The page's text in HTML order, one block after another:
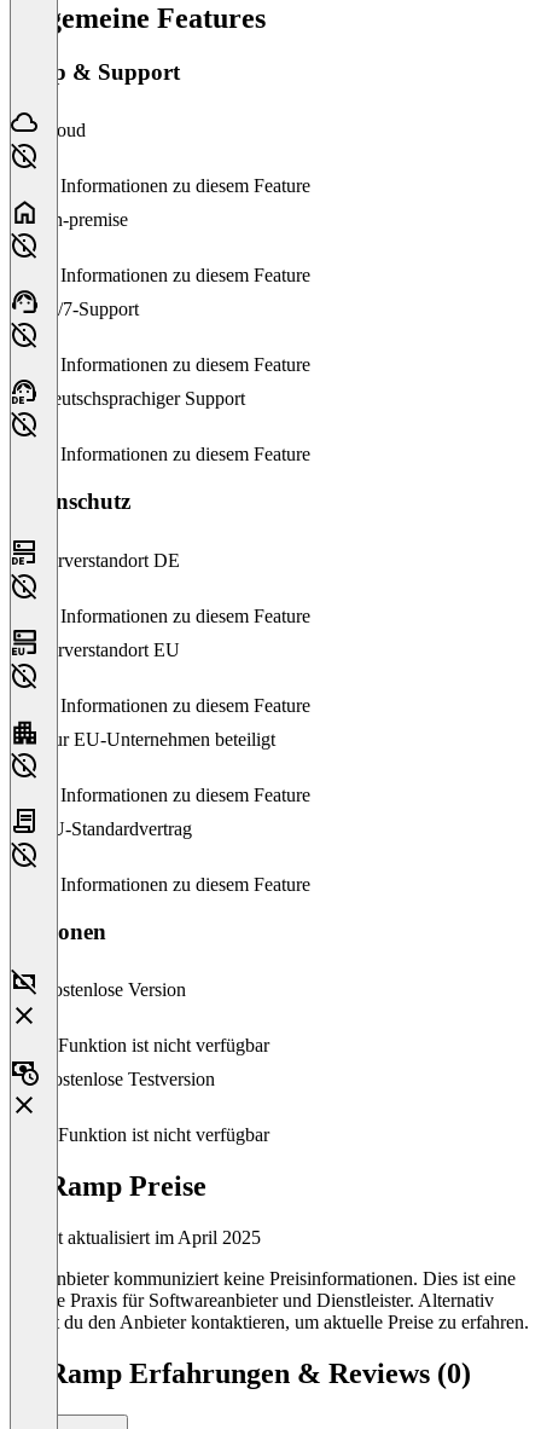
Allgemeine Features
Setup & Support
Cloud
Keine Informationen zu diesem Feature
On-premise
Keine Informationen zu diesem Feature
24/7-Support
Keine Informationen zu diesem Feature
Deutschsprachiger Support
Keine Informationen zu diesem Feature
Datenschutz
Serverstandort DE
Keine Informationen zu diesem Feature
Serverstandort EU
Keine Informationen zu diesem Feature
Nur EU-Unternehmen beteiligt
Keine Informationen zu diesem Feature
EU-Standardvertrag
Keine Informationen zu diesem Feature
Versionen
Kostenlose Version
Diese Funktion ist nicht verfügbar
Kostenlose Testversion
Diese Funktion ist nicht verfügbar
GoRamp Preise
Zuletzt aktualisiert im April 2025
Der Anbieter kommuniziert keine Preisinformationen. Dies ist eine
übliche Praxis für Softwareanbieter und Dienstleister. Alternativ
kannst du den Anbieter kontaktieren, um aktuelle Preise zu erfahren.
GoRamp Erfahrungen & Reviews (0)